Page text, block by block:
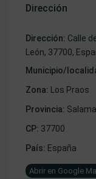
Dirección
Dirección: Calle
León, 37700,
Municipio/
Zona:
Los Praos
Provincia:
CP: 37700
País: España
Abrir en Google